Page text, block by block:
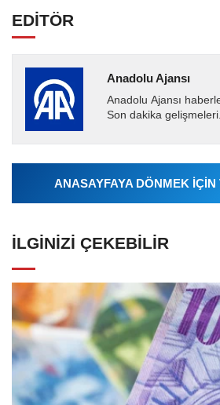
EDİTÖR
Anadolu Ajansı
Anadolu Ajansı
Son dakika
Ajansı tarafından...
ANASAYFAYA DÖNMEK İÇİN
İLGINIZI ÇEKEBILIR